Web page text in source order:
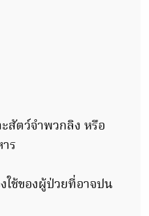
สัตว์จำพวกลิง หรือ
ร
ใช้ของผู้ป่วยที่อาจปน